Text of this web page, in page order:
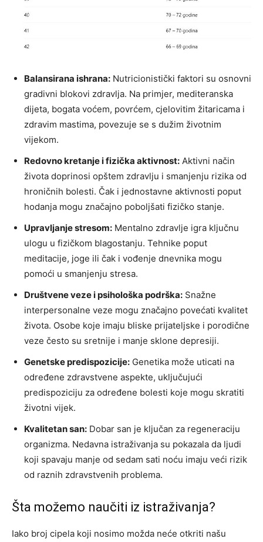
Balansirana ishrana: Nutricionistički faktori su osnovni
gradivni blokovi zdravlja. Na primjer, mediteranska
dijeta, bogata voćem, povrćem, cjelovitim žitaricama i
zdravim mastima, povezuje se s dužim životnim
vijekom.
Redovno kretanje i fizička aktivnost: Aktivni način
života doprinosi opštem zdravlju i smanjenju rizika od
hroničnih bolesti. Čak i jednostavne aktivnosti poput
hodanja mogu značajno poboljšati fizičko stanje.
Upravljanje stresom: Mentalno zdravlje igra ključnu
ulogu u fizičkom blagostanju. Tehnike poput
meditacije, joge ili čak i vođenje dnevnika mogu
pomoći u smanjenju stresa.
Društvene veze i psihološka podrška: Snažne
interpersonalne veze mogu značajno povećati kvalitet
života. Osobe koje imaju bliske prijateljske i porodične
veze često su sretnije i manje sklone depresiji.
Genetske predispozicije: Genetika može uticati na
određene zdravstvene aspekte, uključujući
predispoziciju za određene bolesti koje mogu skratiti
životni vijek.
Kvalitetan san: Dobar san je ključan za regeneraciju
organizma. Nedavna istraživanja su pokazala da ljudi
koji spavaju manje od sedam sati noću imaju veći rizik
od raznih zdravstvenih problema.
Šta možemo naučiti iz istraživanja?
Iako broj cipela koji nosimo možda neće otkriti našu